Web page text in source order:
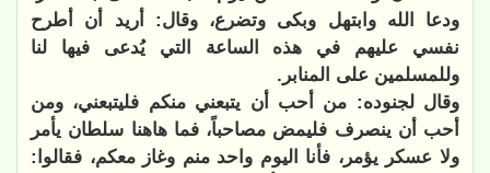
ودعا الله وابتهل وبكى وتضرع، وقال: أريد أن أطرح
نفسي عليهم في هذه الساعة التي يُدعى فيها لنا
وللمسلمين على المنابر.
وقال لجنوده: من أحب أن يتبعني منكم فليتبعني، ومن
أحب أن ينصرف فليمض مصاحباً، فما هاهنا سلطان يأمر
ولا عسكر يؤمر، فأنا اليوم واحد منم وغاز معكم، فقالوا: